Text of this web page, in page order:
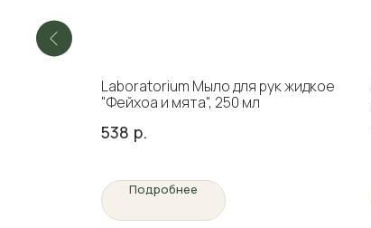
Laboratorium Мыло для рук жидкое
"Фейхоа и мята", 250 мл
538 р.
Подробнее